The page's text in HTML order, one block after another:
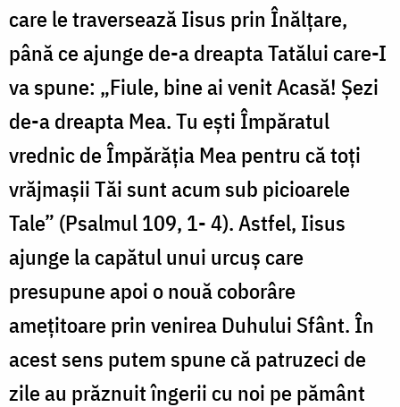
care le traversează Iisus prin Înălțare,
până ce ajunge de-a dreapta Tatălui care-I
va spune: „Fiule, bine ai venit Acasă! Șezi
de-a dreapta Mea. Tu ești Împăratul
vrednic de Împărăția Mea pentru că toți
vrăjmașii Tăi sunt acum sub picioarele
Tale” (Psalmul 109, 1- 4). Astfel, Iisus
ajunge la capătul unui urcuș care
presupune apoi o nouă coborâre
amețitoare prin venirea Duhului Sfânt. În
acest sens putem spune că patruzeci de
zile au prăznuit îngerii cu noi pe pământ